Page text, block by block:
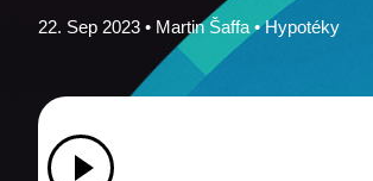
22. Sep 2023 • Martin Šaffa •Hypotéky